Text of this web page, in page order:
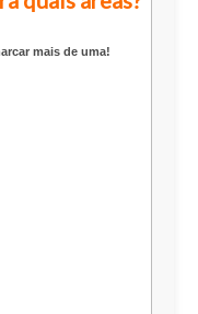
mais de uma!